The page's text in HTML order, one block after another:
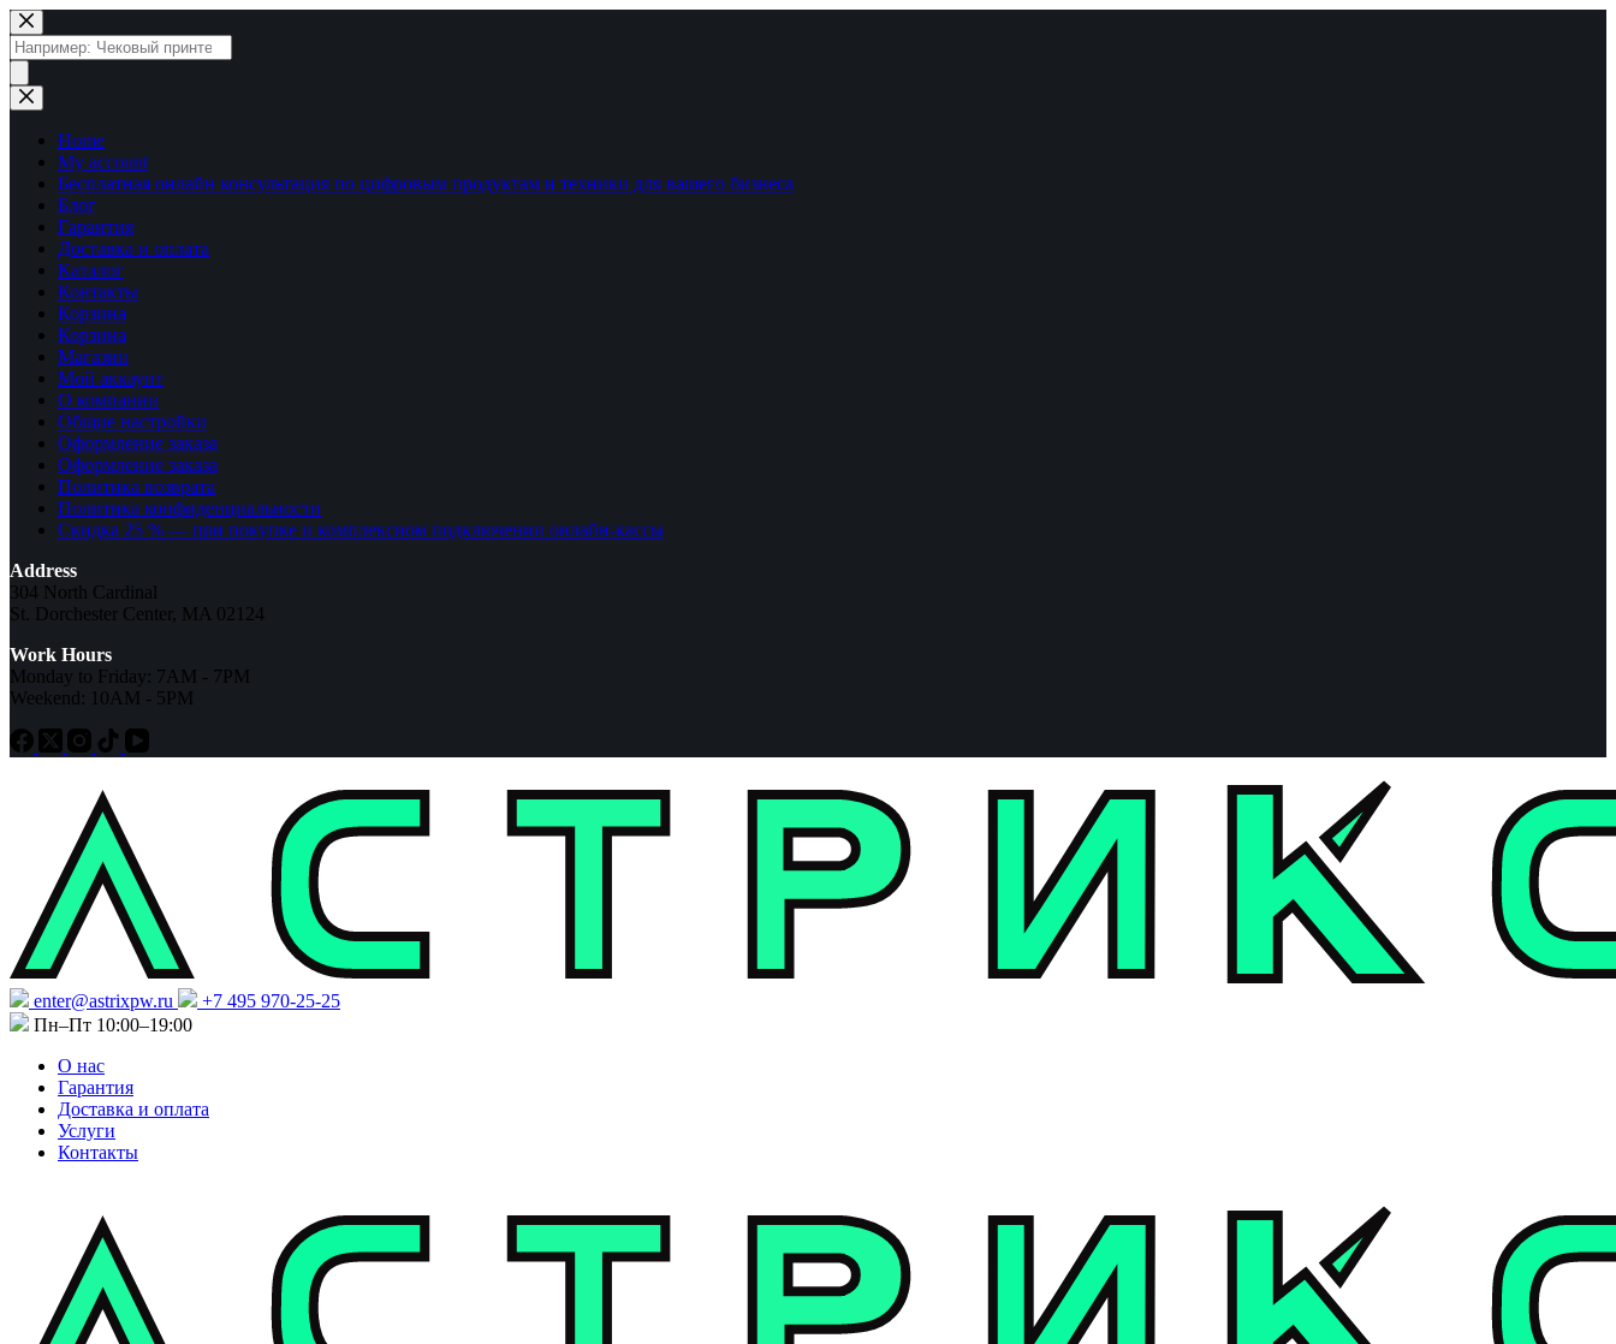
Перейти
к
сути
Поиск
товаров
Home
My account
Бесплатная онлайн консультация по цифровым продуктам и техники для вашего бизнеса
Блог
Гарантия
Доставка и оплата
Каталог
Контакты
Корзина
Корзина
Магазин
Мой аккаунт
О компании
Общие настройки
Оформление заказа
Оформление заказа
Политика возврата
Политика конфиденциальности
Скидка 25 % — при покупке и комплексном подключении онлайн-кассы
Address
304 North Cardinal
St. Dorchester Center, MA 02124
Work Hours
Monday to Friday: 7AM - 7PM
Weekend: 10AM - 5PM
enter@astrixpw.ru
+7 495 970-25-25
Пн–Пт 10:00–19:00
О нас
Гарантия
Доставка и оплата
Услуги
Контакты